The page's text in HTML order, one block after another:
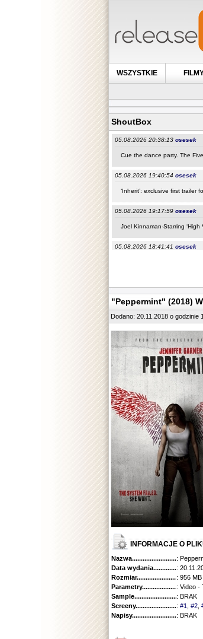
WSZYSTKIE
ShoutBox
"Peppermint" (2018)
Dodano: 20.11.2018 o godzinie
INFORMACJE O
:
Data
:
: 956 MB
: Video -
: BRAK
: #1 #2
: BRAK